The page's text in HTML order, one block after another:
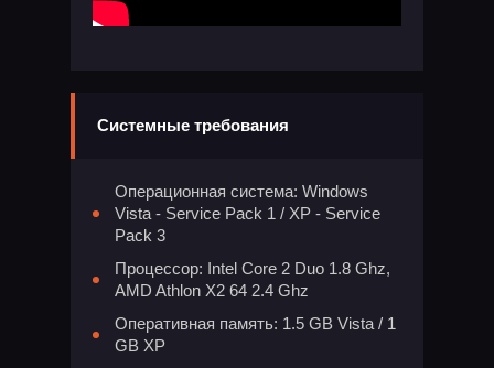
Системные требования
Операционная система: Windows
Vista - Service Pack 1 / XP - Service
Pack 3
Процессор: Intel Core 2 Duo 1.8 Ghz,
AMD Athlon X2 64 2.4 Ghz
Оперативная память: 1.5 GB Vista / 1
GB XP